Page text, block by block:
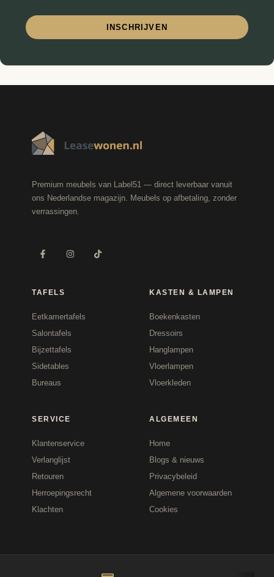
INSCHRIJVEN
Premium meubels van Label51 — direct leverbaar vanuit
ons Nederlandse magazijn. Meubels op afbetaling, zonder
verrassingen.
TAFELS
Eetkamertafels
Salontafels
Bijzettafels
Sidetables
Bureaus
KASTEN & LAMPEN
Boekenkasten
Dressoirs
Hanglampen
Vloerlampen
Vloerkleden
SERVICE
Klantenservice
Verlanglijst
Retouren
Herroepingsrecht
Klachten
ALGEMEEN
Home
Blogs & nieuws
Privacybeleid
Algemene voorwaarden
Cookies